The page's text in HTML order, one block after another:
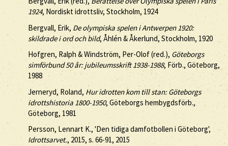
1924, Nordiskt idrottsliv, Stockholm, 1924
Bergvall, Erik,De olympiska spelen i Antwerpen 1920:
skildrade i ord och bild, Åhlén & Åkerlund, Stockholm, 1920
Hofgren, Ralph & Windström, Per-Olof (red.), Göteborgs
simförbund 50 år: jubileumsskrift 1938-1988, Förb., Göteborg,
1988
Jerneryd, Roland,Hur idrotten kom till stan: Göteborgs
idrottshistoria 1800-1950, Göteborgs hembygdsförb.,
Göteborg, 1981
Persson, Lennart K., 'Den tidiga damfotbollen i Göteborg',
Idrottsarvet., 2015, s. 66-91, 2015